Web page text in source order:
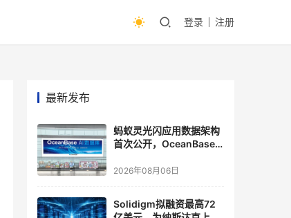
登录 注册
最新发布
蚂蚁灵光闪应用数据架构
首次公开，OceanBase
2026年08月06日
Solidigm拟融资最高72